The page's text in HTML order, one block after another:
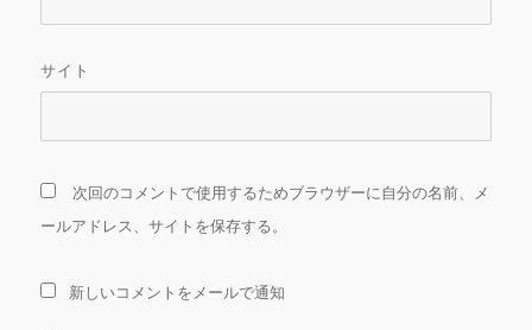
サイト
次回のコメントで使用するためブラウザーに自分の名前、メ
ールアドレス、サイトを保存する。
新しいコメントをメールで通知